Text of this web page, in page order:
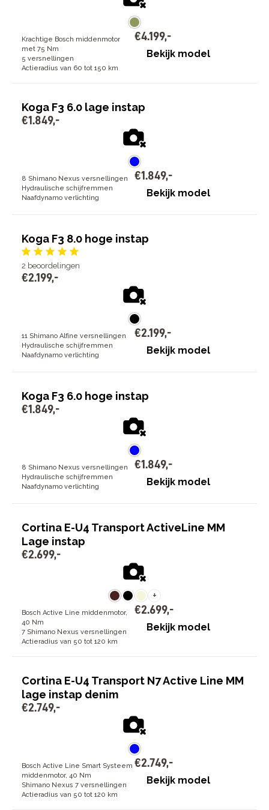
Krachtige Bosch middenmotor
met 75 Nm
5 versnellingen
Actieradius van 60 tot 150 km
€4.199,-
Bekijk model
Koga F3 6.0 lage instap
€1 .849,-
8 Shimano Nexus versnellingen
Hydraulische schijfremmen
Naafdynamo verlichting
€1 .849,-
Bekijk model
Koga F3 8.0 hoge instap
2 beoordelingen
€2.199,-
11 Shimano Alfine versnellingen
Hydraulische schijfremmen
Naafdynamo verlichting
€2.199,-
Bekijk model
Koga F3 6.0 hoge instap
€1 .849,-
8 Shimano Nexus versnellingen
Hydraulische schijfremmen
Naafdynamo verlichting
€1 .849,-
Bekijk model
Cortina E-U4 Transport ActiveLine MM
Lage instap
€2.699,-
+
Bosch Active Line middenmotor,
40 Nm
7 Shimano Nexus versnellingen
Actieradius van 50 tot 120 km
€2.699,-
Bekijk model
Cortina E-U4 Transport N7 Active Line MM
lage instap denim
€2.749,-
Bosch Active Line Smart Systeem
middenmotor, 40 Nm
Shimano Nexus 7 versnellingen
Actieradius van 50 tot 120 km
€2.749,-
Bekijk model